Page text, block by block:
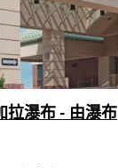
拉瀑布 - 由瀑布